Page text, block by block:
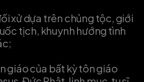
xử dựa trên chủng tộc, giới
tịch, khuynh hướng tình
giáo của bất kỳ tôn giáo